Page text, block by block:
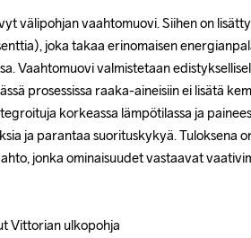
välipohjan vaahtomuovi. Siihen on
joka takaa erinomaisen
Vaahtomuovi valmistetaan
prosessissa raaka-aineisiin ei lisätä
korkeassa lämpötilassa ja
ja parantaa suorituskykyä. Tuloksena
jonka ominaisuudet vastaavat
Vittorian ulkopohja
välipohjan vaahtomuovi. Siihen on
joka takaa erinomaisen
Vaahtomuovi valmistetaan
prosessissa raaka-aineisiin ei lisätä
korkeassa lämpötilassa ja
ja parantaa suorituskykyä. Tuloksena
jonka ominaisuudet vastaavat
Vittorian ulkopohja